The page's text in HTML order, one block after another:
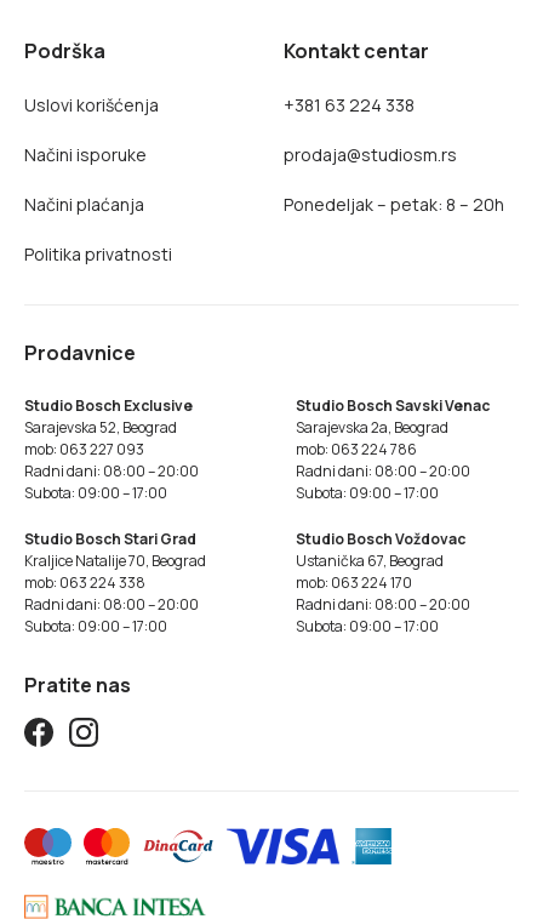
Podrška
Uslovi korišćenja
Načini isporuke
Načini plaćanja
Politika privatnosti
Kontakt centar
+381 63 224 338
prodaja@studiosm.rs
Ponedeljak – petak: 8 – 20h
Prodavnice
Studio Bosch Exclusive
Sarajevska 52, Beograd
mob: 063 227 093
Radni dani: 08:00 – 20:00
Subota: 09:00 – 17:00
Studio Bosch Savski Venac
Sarajevska 2a, Beograd
mob: 063 224 786
Radni dani: 08:00 – 20:00
Subota: 09:00 – 17:00
Studio Bosch Stari Grad
Kraljice Natalije 70, Beograd
mob: 063 224 338
Radni dani: 08:00 – 20:00
Subota: 09:00 – 17:00
Studio Bosch Voždovac
Ustanička 67, Beograd
mob: 063 224 170
Radni dani: 08:00 – 20:00
Subota: 09:00 – 17:00
Pratite nas